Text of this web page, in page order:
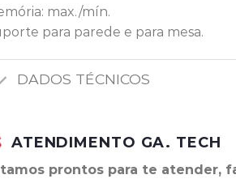
max./mín.
para parede e para mesa.
DADOS TÉCNICOS
ATENDIMENTO GA. TECH
prontos para te atender,